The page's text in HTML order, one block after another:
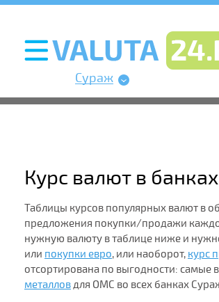
Сураж
Курс валют в
Таблицы курсов популярных валют в
предложения покупки/продажи
нужную валюту в таблице ниже и
или покупки евро, или наоборот, курс
отсортирована по выгодности: самые
металловдля ОМС во всех банках